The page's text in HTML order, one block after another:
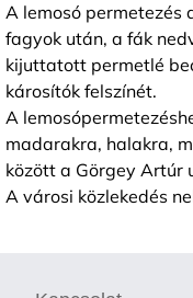
A lemosó permetezés
fagyok után, a fák
kijuttatott permetlé
károsítók felszínét.
A
madarakra, halakra,
között a Görgey Artúr
A városi közlekedés